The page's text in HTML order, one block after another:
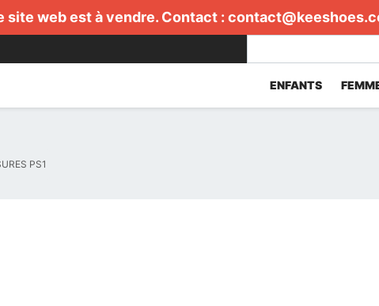
site web est à vendre. Contact :
ENFANTS
PS1